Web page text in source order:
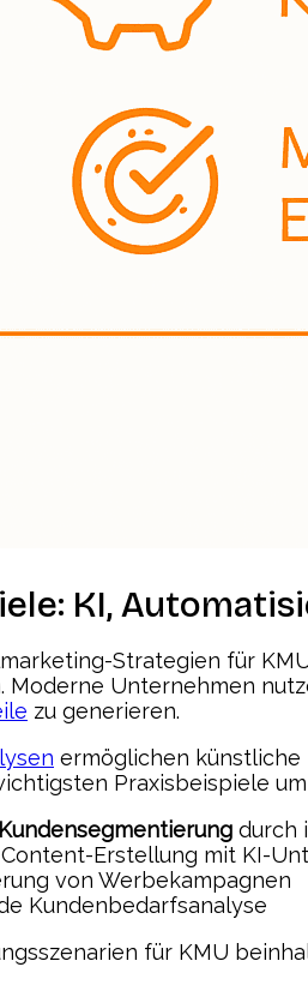
KI,
Strategien für
Unternehmen
zu generieren.
ermöglichen
Praxisbeispiele
durch
Erstellung mit KI-
von Werbekampagnen
Kundenbedarfsanalyse
für KMU